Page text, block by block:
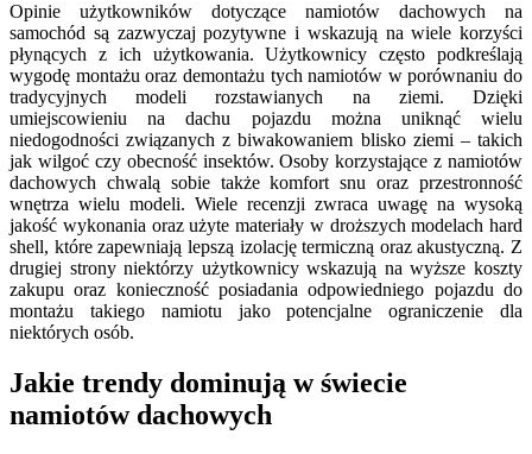
Opinie użytkowników dotyczące namiotów dachowych na
samochód są zazwyczaj pozytywne i wskazują na wiele korzyści
płynących z ich użytkowania. Użytkownicy często podkreślają
wygodę montażu oraz demontażu tych namiotów w porównaniu do
tradycyjnych modeli rozstawianych na ziemi. Dzięki
umiejscowieniu na dachu pojazdu można uniknąć wielu
niedogodności związanych z biwakowaniem blisko ziemi – takich
jak wilgoć czy obecność insektów. Osoby korzystające z namiotów
dachowych chwalą sobie także komfort snu oraz przestronność
wnętrza wielu modeli. Wiele recenzji zwraca uwagę na wysoką
jakość wykonania oraz użyte materiały w droższych modelach hard
shell, które zapewniają lepszą izolację termiczną oraz akustyczną. Z
drugiej strony niektórzy użytkownicy wskazują na wyższe koszty
zakupu oraz konieczność posiadania odpowiedniego pojazdu do
montażu takiego namiotu jako potencjalne ograniczenie dla
niektórych osób.
Jakie trendy dominują w świecie
namiotów dachowych